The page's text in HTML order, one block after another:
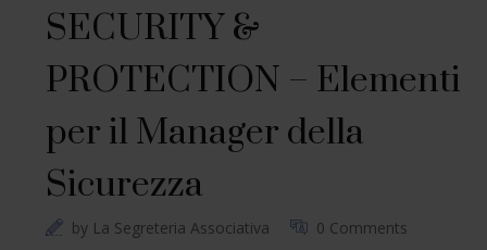
SECURITY &
PROTECTION – Elementi
per il Manager della
Sicurezza
by La Segreteria Associativa 0 Comments